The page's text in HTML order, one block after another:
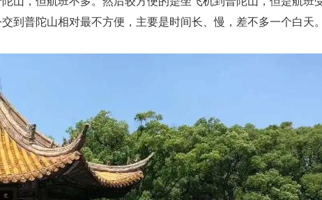
到普陀山相对最不方便，主要是时间长、慢，差不多一个白天。